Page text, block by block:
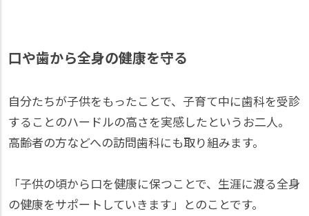
口や歯から全身の健康を守る
自分たちが子供をもったことで、子育て中に歯科を受診
することのハードルの高さを実感したというお二人。
高齢者の方などへの訪問歯科にも取り組みます。
「子供の頃から口を健康に保つことで、生涯に渡る全身
の健康をサポートしていきます」とのことです。